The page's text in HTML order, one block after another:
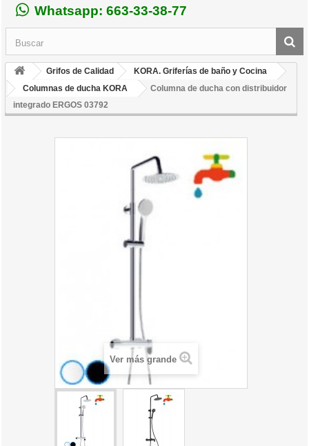
Whatsapp: 663-33-38-77
Grifos de Calidad
KORA. Griferías de baño y Cocina
Columnas de ducha KORA
Columna de ducha con distribuidor
integrado ERGOS 03792
Ver más grande